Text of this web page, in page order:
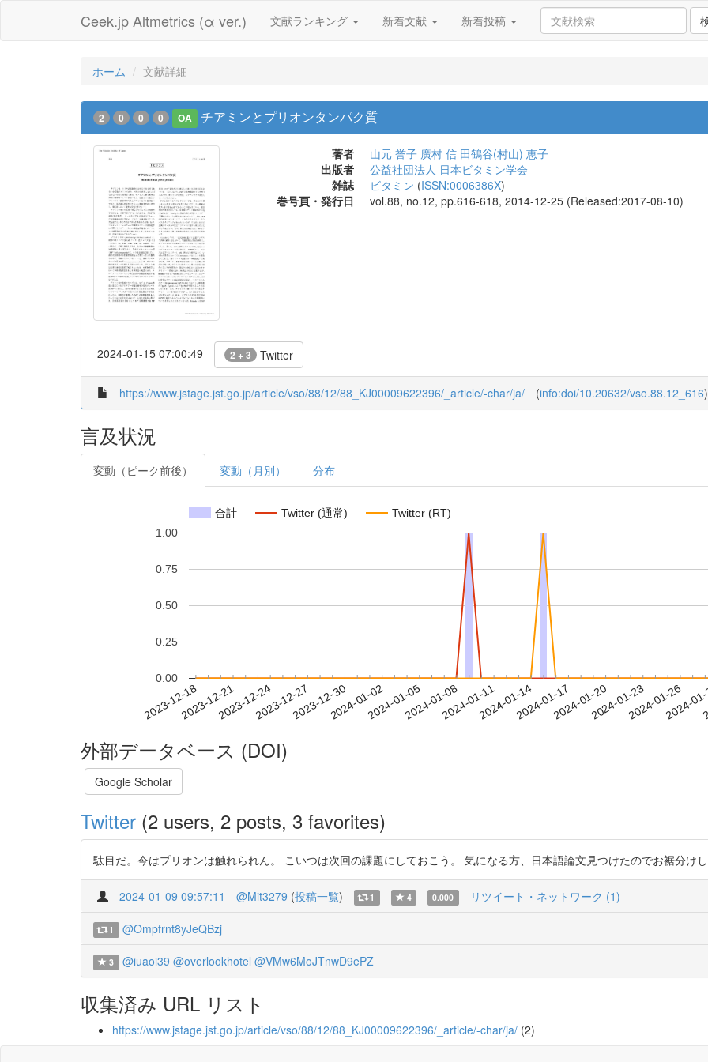
Ceek.jp Altmetrics (α ver.) 文献ランキング 新着文献 新着投稿
ホーム 文献詳細
2 0 0 0 OA チアミンとプリオンタンパク質
著者 山元 誉子 廣村 信 田鶴谷(村山) 恵子
出版者
公益社団法人 日本ビタミン学会
雑誌
ビタミン (ISSN:0006386X)
巻号頁・発行日
vol.88, no.12, pp.616-618, 2014-12-25 (Released:2017-08-10)
2024-01-15 07:00:49 2 + 3 Twitter
https://www.jstage.jst.go.jp/article/vso/88/12/88_KJ00009622396/_article/-char/ja/ (info:doi/10.20632/vso.88.12_616)
言及状況
変動（ピーク前後） 変動（月別） 分布
合計 Twitter (通常) Twitter (RT)
2023-12-182023-12-212023-12-242023-12-272023-12-302024-01-022024-01-052024-01-082024-01-112024-01-142024-01-172024-01-202024-01-232024-01-26
2024-
0.00
0.25
0.50
0.75
1.00
外部データベース (DOI)
Google Scholar
Twitter (2 users, 2 posts, 3 favorites)
駄目だ。今はプリオンは触れられん。 こいつは次回の課題にしておこう。 気になる方、日本語論文見つけたのでお裾分け
2024-01-09 09:57:11 @Mit3279 (投稿一覧) 1 4 0.000 リツイート・ネットワーク (1)
1 @Ompfrnt8yJeQBzj
3 @iuaoi39 @overlookhotel @VMw6MoJTnwD9ePZ
収集済み URL リスト
https://www.jstage.jst.go.jp/article/vso/88/12/88_KJ00009622396/_article/-char/ja/ (2)